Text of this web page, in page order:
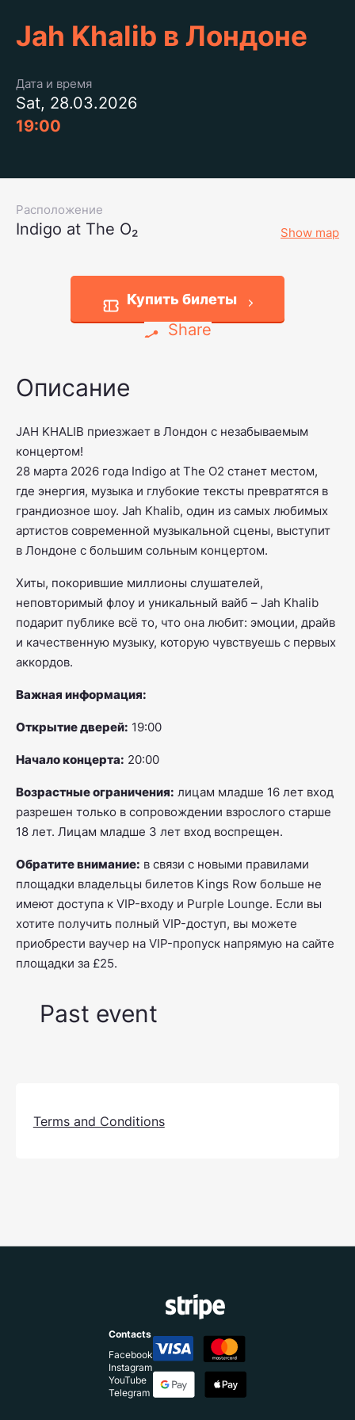
Jah Khalib в Лондоне
Дата и время
Sat, 28.03.2026
19:00
Расположение
Indigo at The O₂ Show map
Купить билеты
Share
Описание
JAH KHALIB приезжает в Лондон с незабываемым
концертом!
28 марта 2026 года Indigo at The O2 станет местом,
где энергия, музыка и глубокие тексты превратятся в
грандиозное шоу. Jah Khalib, один из самых любимых
артистов современной музыкальной сцены, выступит
в Лондоне с большим сольным концертом.
Хиты, покорившие миллионы слушателей,
неповторимый флоу и уникальный вайб – Jah Khalib
подарит публике всё то, что она любит: эмоции, драйв
и качественную музыку, которую чувствуешь с первых
аккордов.
Важная информация:
Открытие дверей: 19:00
Начало концерта: 20:00
Возрастные ограничения: лицам младше 16 лет вход
разрешен только в сопровождении взрослого старше
18 лет. Лицам младше 3 лет вход воспрещен.
Обратите внимание: в связи с новыми правилами
площадки владельцы билетов Kings Row больше не
имеют доступа к VIP-входу и Purple Lounge. Если вы
хотите получить полный VIP-доступ, вы можете
приобрести ваучер на VIP-пропуск напрямую на сайте
площадки за £25.
Past event
Terms and Conditions
Contacts
Facebook
Instagram
YouTube
Telegram